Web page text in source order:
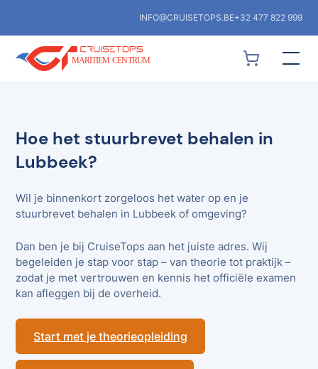
INFO@CRUISETOPS.BE+32 477 822 999
Hoe het stuurbrevet behalen in
Lubbeek?
Wil je binnenkort zorgeloos het water op en je
stuurbrevet behalen in Lubbeek of omgeving?
Dan ben je bij CruiseTops aan het juiste adres. Wij
begeleiden je stap voor stap – van theorie tot praktijk –
zodat je met vertrouwen en kennis het officiële examen
kan afleggen bij de overheid.
Start met je theorieopleiding